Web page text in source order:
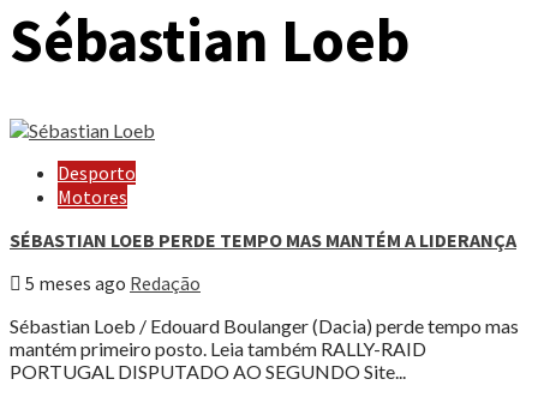
Sébastian Loeb
Desporto
Motores
SÉBASTIAN LOEB PERDE TEMPO MAS MANTÉM A LIDERANÇA
5 meses ago Redação
Sébastian Loeb / Edouard Boulanger (Dacia) perde tempo mas
mantém primeiro posto. Leia também RALLY-RAID
PORTUGAL DISPUTADO AO SEGUNDO Site...